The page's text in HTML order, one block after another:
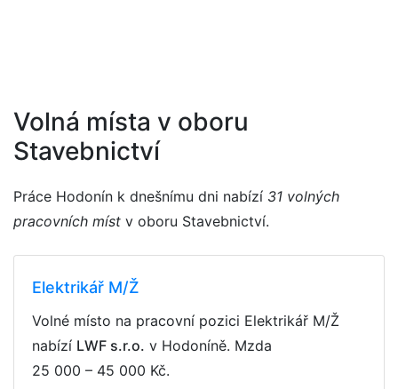
Volná místa v oboru
Stavebnictví
Práce Hodonín k dnešnímu dni nabízí 31 volných
pracovních míst v oboru Stavebnictví.
Elektrikář M/Ž
Volné místo na pracovní pozici Elektrikář M/Ž
nabízí LWF s.r.o. v Hodoníně. Mzda
25 000 – 45 000 Kč.